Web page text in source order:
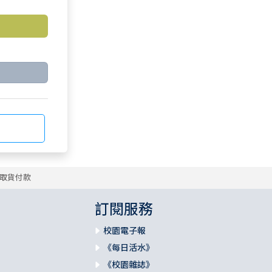
貨付款
訂閱服務
校園電子報
《每日活水》
《校園雜誌》